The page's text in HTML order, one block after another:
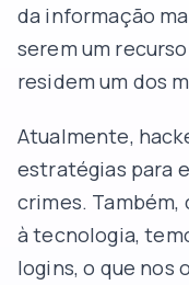
da informação
serem um
residem um dos
Atualmente,
estratégias para
crimes.
à tecnologia,
logins, o que nos